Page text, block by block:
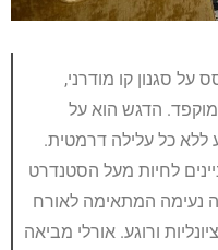
על סגנון קו מודרני,
מוקפד. הדגש הוא על
ללא כל עלילה דרמטית.
לחיות מעל הסטנדרט
נעימה המתאימה לאורח
ורוגע. אורלי מביאה